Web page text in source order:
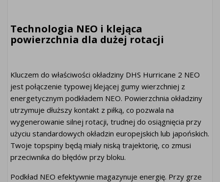
Technologia NEO i klejąca
powierzchnia dla dużej rotacji
Kluczem do właściwości okładziny DHS Hurricane 2 NEO
jest połączenie typowej klejącej gumy wierzchniej z
energetycznym podkładem NEO. Powierzchnia okładziny
utrzymuje dłuższy kontakt z piłką, co pozwala na
wygenerowanie silnej rotacji, trudnej do osiągnięcia przy
użyciu standardowych okładzin europejskich lub japońskich.
Twoje topspiny będą miały niską trajektorię, co zmusi
przeciwnika do błędów przy bloku.
Podkład NEO efektywnie magazynuje energię. Przy grze